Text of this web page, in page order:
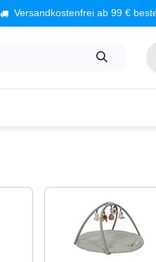
Versandkostenfrei ab 99 €